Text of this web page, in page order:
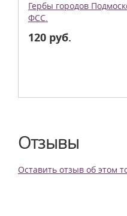
Гербы городов
ФСС.
120 руб.
Отзывы
Оставить отзыв об этом